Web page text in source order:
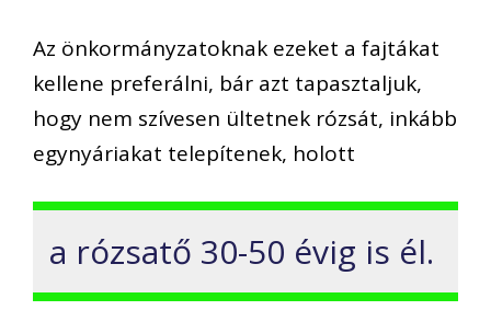
Az önkormányzatoknak ezeket a fajtákat
kellene preferálni, bár azt tapasztaljuk,
hogy nem szívesen ültetnek rózsát, inkább
egynyáriakat telepítenek, holott
a rózsatő 30-50 évig is él.